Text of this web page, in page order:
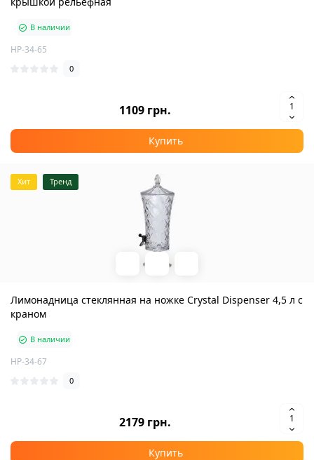
В наличии
HP-34-65
0
1109 грн.
Купить
Хит Тренд
Лимонадница стеклянная на ножке Crystal Dispenser 4,5 л с
краном
В наличии
HP-34-67
0
2179 грн.
Купить